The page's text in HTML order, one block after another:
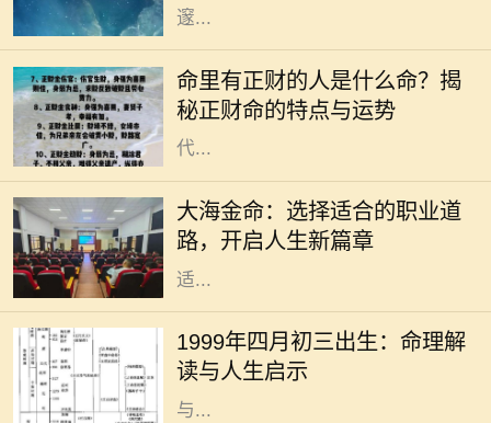
邃...
命里有正财的人是什么命？揭
秘正财命的特点与运势
命理学是古老而智慧的学问，它通过
分析个人的生辰八字来解读一个人的
命运与性格。在众多命理特征中，正
财命备受关注。正财作为一种命格，
代...
大海金命：选择适合的职业道
路，开启人生新篇章
在中国传统命理学中，每个人的命运
与五行有着密切的联系。大海金命，
象征着广阔与坚韧，适合在多变、开
放的行业中发挥自己的才华。选择合
适...
1999年四月初三出生：命理解
读与人生启示
在中国传统文化中，命理学被视为一
种重要的研究方式，通过分析个人的
出生时间以预测其命运走向。1999年
四月初三出生的人，随着五行的变化
与...
驿马命，这个源自于中国传统命理学